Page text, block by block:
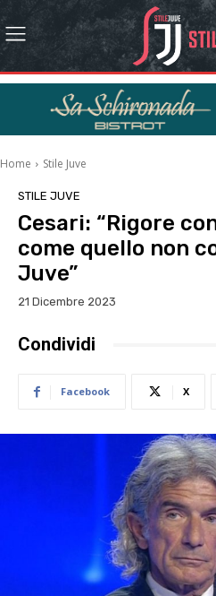
Home Stile Juve
STILE JUVE
Cesari: “Rigore
come quello non
Juve”
21 Dicembre 2023
Condividi
Facebook X